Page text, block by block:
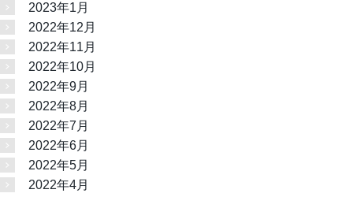
2023年1月
2022年12月
2022年11月
2022年10月
2022年9月
2022年8月
2022年7月
2022年6月
2022年5月
2022年4月